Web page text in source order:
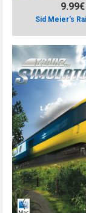
Sid Meier's
9.99€